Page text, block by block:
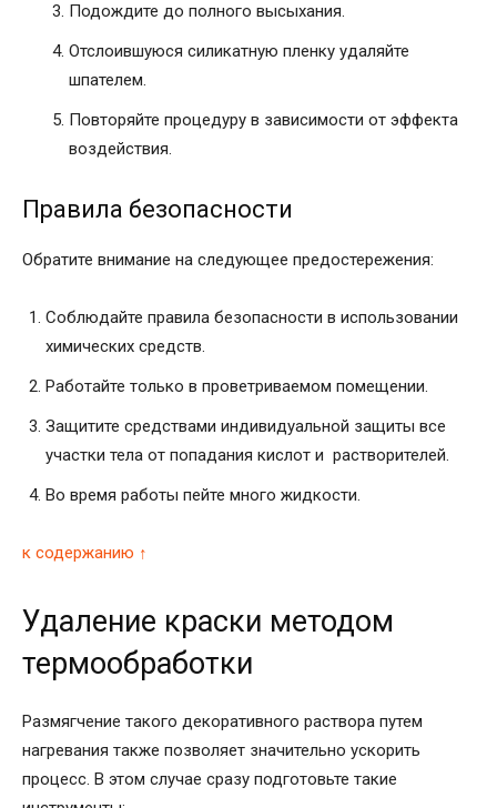
Подождите до полного высыхания.
Отслоившуюся силикатную пленку удаляйте
шпателем.
Повторяйте процедуру в зависимости от эффекта
воздействия.
Правила безопасности
Обратите внимание на следующее предостережения:
Соблюдайте правила безопасности в использовании
химических средств.
Работайте только в проветриваемом помещении.
Защитите средствами индивидуальной защиты все
участки тела от попадания кислот и растворителей.
Во время работы пейте много жидкости.
к содержанию ↑
Удаление краски методом
термообработки
Размягчение такого декоративного раствора путем
нагревания также позволяет значительно ускорить
процесс. В этом случае сразу подготовьте такие